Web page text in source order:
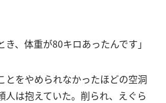
き、体重が80キロあったんです」
とをやめられなかったほどの空洞
人は抱えていた。削られ、えぐら